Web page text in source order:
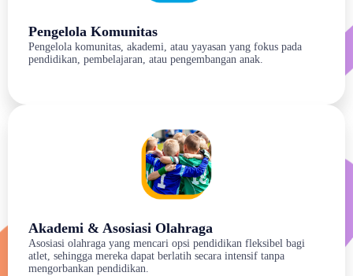
Pengelola Komunitas
Pengelola komunitas, akademi, atau yayasan yang fokus pada
pendidikan, pembelajaran, atau pengembangan anak.
Akademi & Asosiasi Olahraga
Asosiasi olahraga yang mencari opsi pendidikan fleksibel bagi
atlet, sehingga mereka dapat berlatih secara intensif tanpa
mengorbankan pendidikan.